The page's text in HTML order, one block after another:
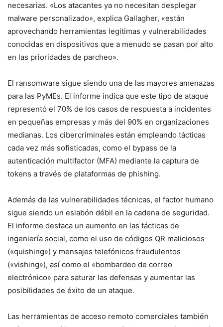
necesarias. «Los atacantes ya no necesitan desplegar
malware personalizado», explica Gallagher, «están
aprovechando herramientas legítimas y vulnerabilidades
conocidas en dispositivos que a menudo se pasan por alto
en las prioridades de parcheo».
El ransomware sigue siendo una de las mayores amenazas
para las PyMEs. El informe indica que este tipo de ataque
representó el 70% de los casos de respuesta a incidentes
en pequeñas empresas y más del 90% en organizaciones
medianas. Los cibercriminales están empleando tácticas
cada vez más sofisticadas, como el bypass de la
autenticación multifactor (MFA) mediante la captura de
tokens a través de plataformas de phishing.
Además de las vulnerabilidades técnicas, el factor humano
sigue siendo un eslabón débil en la cadena de seguridad.
El informe destaca un aumento en las tácticas de
ingeniería social, como el uso de códigos QR maliciosos
(«quishing») y mensajes telefónicos fraudulentos
(«vishing»), así como el «bombardeo de correo
electrónico» para saturar las defensas y aumentar las
posibilidades de éxito de un ataque.
Las herramientas de acceso remoto comerciales también